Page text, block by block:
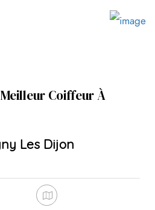
Coiffeur À
Les Dijon